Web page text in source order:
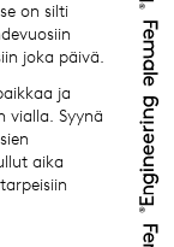
on silti
joka päivä.
ja
vialla. Syynä
aika